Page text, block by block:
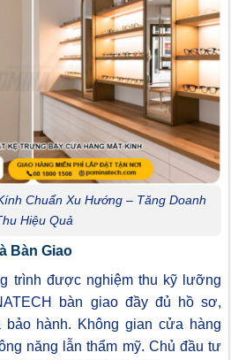
Chuẩn Xu Hướng – Tăng Doanh
Hiệu Quả
Bàn Giao
trình được nghiệm thu kỹ lưỡng
bàn giao đầy đủ hồ sơ,
hành. Không gian cửa hàng
năng lẫn thẩm mỹ. Chủ đầu tư